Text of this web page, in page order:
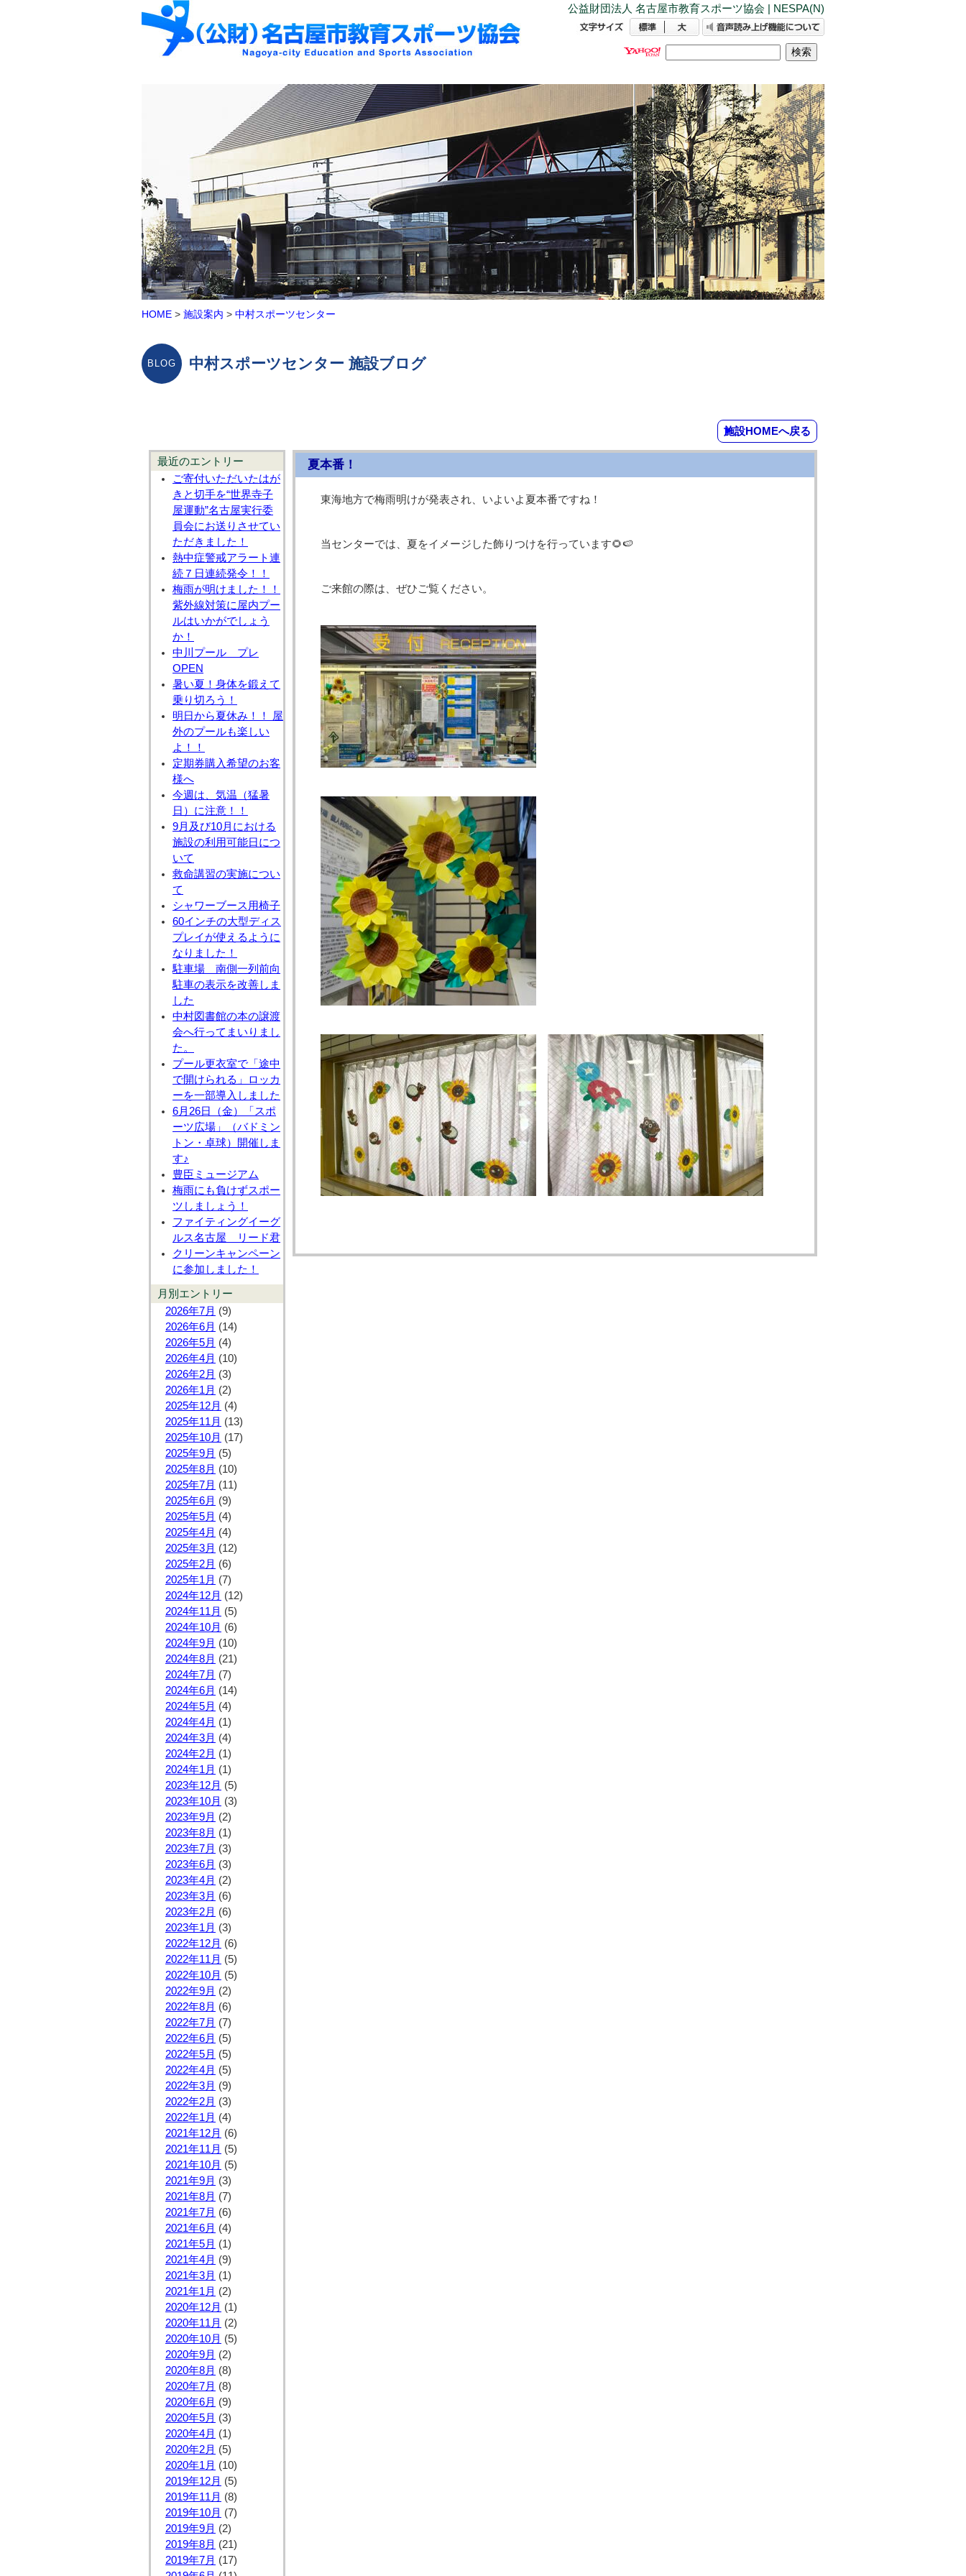
公益財団法人 名古屋市教育スポーツ協会 | NESPA(N)
HOME > 施設案内 > 中村スポーツセンター
中村スポーツセンター 施設ブログ
施設HOMEへ戻る
最近のエントリー
ご寄付いただいたはが
きと切手を“世界寺子
屋運動”名古屋実行委
員会にお送りさせてい
ただきました！
熱中症警戒アラート連
続７日連続発令！！
梅雨が明けました！！
紫外線対策に屋内プー
ルはいかがでしょう
か！
中川プール プレ
OPEN
暑い夏！身体を鍛えて
乗り切ろう！
明日から夏休み！！ 屋
外のプールも楽しい
よ！！
定期券購入希望のお客
様へ
今週は、気温（猛暑
日）に注意！！
9月及び10月における
施設の利用可能日につ
いて
救命講習の実施につい
て
シャワーブース用椅子
60インチの大型ディス
プレイが使えるように
なりました！
駐車場 南側一列前向
駐車の表示を改善しま
した
中村図書館の本の譲渡
会へ行ってまいりまし
た。
プール更衣室で「途中
で開けられる」ロッカ
ーを一部導入しました
6月26日（金）「スポ
ーツ広場」（バドミン
トン・卓球）開催しま
す♪
豊臣ミュージアム
梅雨にも負けずスポー
ツしましょう！
ファイティングイーグ
ルス名古屋 リード君
クリーンキャンペーン
に参加しました！
月別エントリー
2026年7月 (9)
2026年6月 (14)
2026年5月 (4)
2026年4月 (10)
2026年2月 (3)
2026年1月 (2)
2025年12月 (4)
2025年11月 (13)
2025年10月 (17)
2025年9月 (5)
2025年8月 (10)
2025年7月 (11)
2025年6月 (9)
2025年5月 (4)
2025年4月 (4)
2025年3月 (12)
2025年2月 (6)
2025年1月 (7)
2024年12月 (12)
2024年11月 (5)
2024年10月 (6)
2024年9月 (10)
2024年8月 (21)
2024年7月 (7)
2024年6月 (14)
2024年5月 (4)
2024年4月 (1)
2024年3月 (4)
2024年2月 (1)
2024年1月 (1)
2023年12月 (5)
2023年10月 (3)
2023年9月 (2)
2023年8月 (1)
2023年7月 (3)
2023年6月 (3)
2023年4月 (2)
2023年3月 (6)
2023年2月 (6)
2023年1月 (3)
2022年12月 (6)
2022年11月 (5)
2022年10月 (5)
2022年9月 (2)
2022年8月 (6)
2022年7月 (7)
2022年6月 (5)
2022年5月 (5)
2022年4月 (5)
2022年3月 (9)
2022年2月 (3)
2022年1月 (4)
2021年12月 (6)
2021年11月 (5)
2021年10月 (5)
2021年9月 (3)
2021年8月 (7)
2021年7月 (6)
2021年6月 (4)
2021年5月 (1)
2021年4月 (9)
2021年3月 (1)
2021年1月 (2)
2020年12月 (1)
2020年11月 (2)
2020年10月 (5)
2020年9月 (2)
2020年8月 (8)
2020年7月 (8)
2020年6月 (9)
2020年5月 (3)
2020年4月 (1)
2020年2月 (5)
2020年1月 (10)
2019年12月 (5)
2019年11月 (8)
2019年10月 (7)
2019年9月 (2)
2019年8月 (21)
2019年7月 (17)
夏本番！
東海地方で梅雨明けが発表され、いよいよ夏本番ですね！
当センターでは、夏をイメージした飾りつけを行っています🌻🍉
ご来館の際は、ぜひご覧ください。